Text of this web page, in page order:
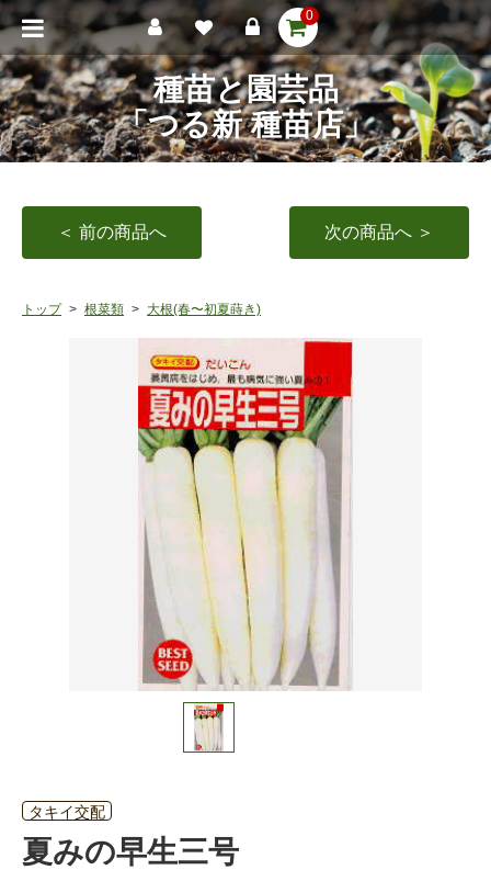
0
種苗と園芸品
「つる新 種苗店」
＜ 前の商品へ 次の商品へ ＞
トップ 根菜類 大根(春〜初夏蒔き)
タキイ交配
夏みの早生三号